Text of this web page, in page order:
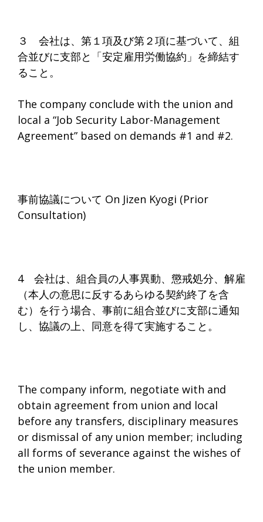
３ 会社は、第１項及び第２項に基づいて、組
合並びに支部と「安定雇用労働協約」を締結す
ること。
The company conclude with the union and
local a “Job Security Labor-Management
Agreement” based on demands #1 and #2.
事前協議について On Jizen Kyogi (Prior
Consultation)
4 会社は、組合員の人事異動、懲戒処分、解雇
（本人の意思に反するあらゆる契約終了を含
む）を行う場合、事前に組合並びに支部に通知
し、協議の上、同意を得て実施すること。
The company inform, negotiate with and
obtain agreement from union and local
before any transfers, disciplinary measures
or dismissal of any union member; including
all forms of severance against the wishes of
the union member.